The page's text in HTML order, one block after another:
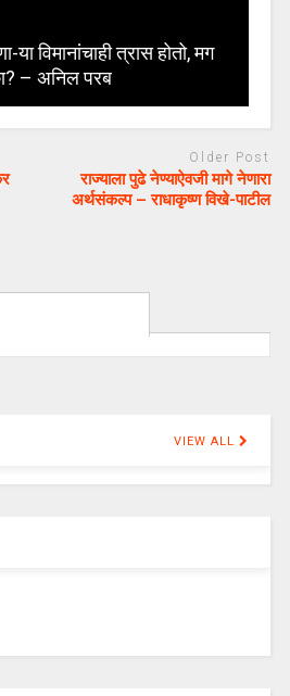
विमानांचाही त्रास होतो, मग
– अनिल परब
Older Post
राज्याला पुढे नेण्याऐवजी मागे नेणारा
अर्थसंकल्प – राधाकृष्ण विखे-पाटील
VIEW ALL